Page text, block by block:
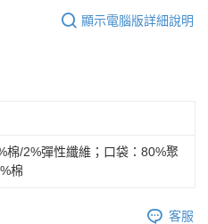
顯示電腦版詳細說明
棉/2%彈性纖維；口袋：80%聚
棉
客服